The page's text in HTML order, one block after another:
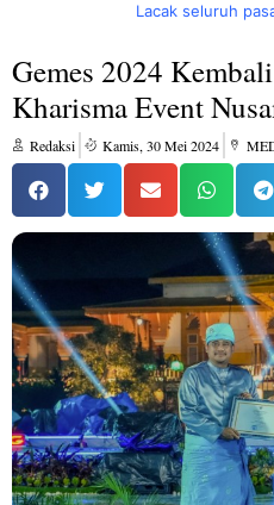
Lacak seluruh
Gemes 2024
Kharisma Event
Redaksi Kamis, 30 Mei 2024